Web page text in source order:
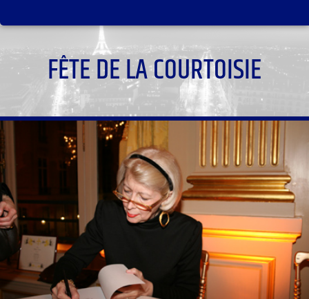
FÊTE DE LA COURTOISIE